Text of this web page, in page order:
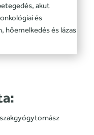
akut
és
hőemelkedés és lázas